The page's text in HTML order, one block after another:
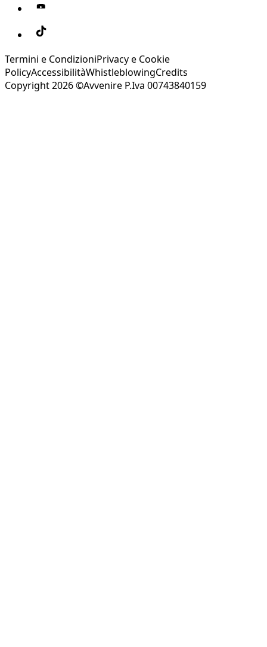
Termini e CondizioniPrivacy e Cookie
PolicyAccessibilitàWhistleblowingCredits
Copyright 2026 ©Avvenire P.Iva 00743840159